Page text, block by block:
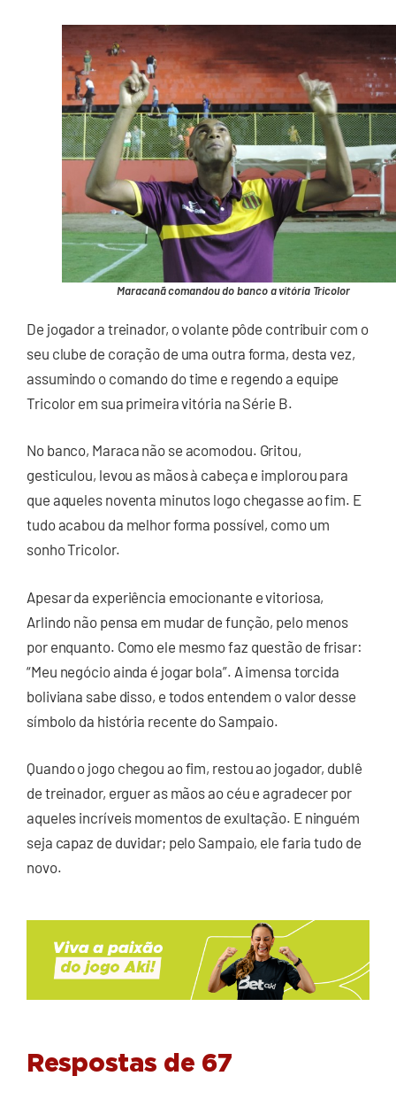
Maracanã comandou do banco a vitória Tricolor
De jogador a treinador, o volante pôde contribuir com o
seu clube de coração de uma outra forma, desta vez,
assumindo o comando do time e regendo a equipe
Tricolor em sua primeira vitória na Série B.
No banco, Maraca não se acomodou. Gritou,
gesticulou, levou as mãos à cabeça e implorou para
que aqueles noventa minutos logo chegasse ao fim. E
tudo acabou da melhor forma possível, como um
sonho Tricolor.
Apesar da experiência emocionante e vitoriosa,
Arlindo não pensa em mudar de função, pelo menos
por enquanto. Como ele mesmo faz questão de frisar:
“Meu negócio ainda é jogar bola”. A imensa torcida
boliviana sabe disso, e todos entendem o valor desse
símbolo da história recente do Sampaio.
Quando o jogo chegou ao fim, restou ao jogador, dublê
de treinador, erguer as mãos ao céu e agradecer por
aqueles incríveis momentos de exultação. E ninguém
seja capaz de duvidar; pelo Sampaio, ele faria tudo de
novo.
Respostas de 67